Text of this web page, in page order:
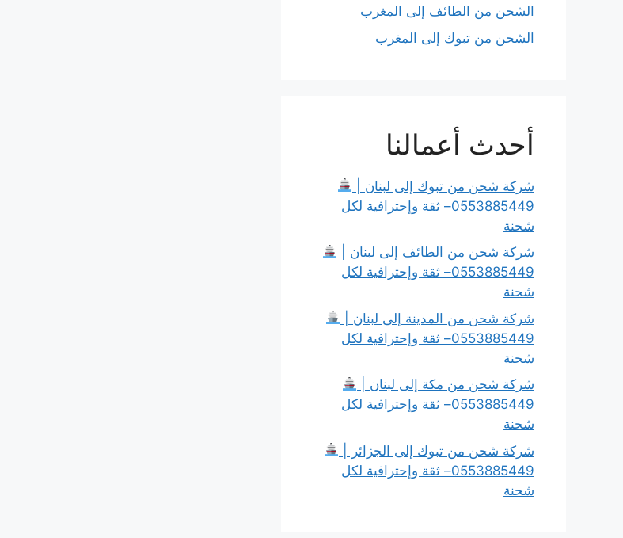
الشحن من الطائف إلى المغرب
الشحن من تبوك إلى المغرب
أحدث أعمالنا
شركة شحن من تبوك إلى لبنان |
0553885449– ثقة وإحترافية لكل
شحنة
شركة شحن من الطائف إلى لبنان |
0553885449– ثقة وإحترافية لكل
شحنة
شركة شحن من المدينة إلى لبنان |
0553885449– ثقة وإحترافية لكل
شحنة
شركة شحن من مكة إلى لبنان |
0553885449– ثقة وإحترافية لكل
شحنة
شركة شحن من تبوك إلى الجزائر |
0553885449– ثقة وإحترافية لكل
شحنة